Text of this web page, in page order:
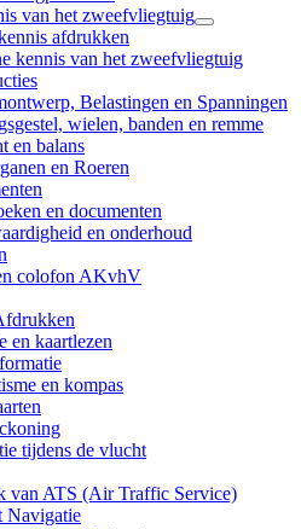
van het zweefvliegtuig
afdrukken
kennis van het zweefvliegtuig
Belastingen en Spanningen
wielen, banden en remme
en balans
en Roeren
en documenten
en onderhoud
colofon AKvhV
en kaartlezen
en kompas
tijdens de vlucht
van ATS (Air Traffic Service)
Navigatie